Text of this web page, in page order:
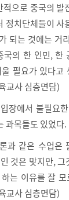
적으로 중국의 발
정치단체들이 사
되는 것에는 거
국의 한 인민, 한
필요가 있다고
교사 심층면담)
장에서 불필요
과목들도 있었다.
과 같은 수업은
것은 맞지만,
는 이유를 잘
교사 심층면담)